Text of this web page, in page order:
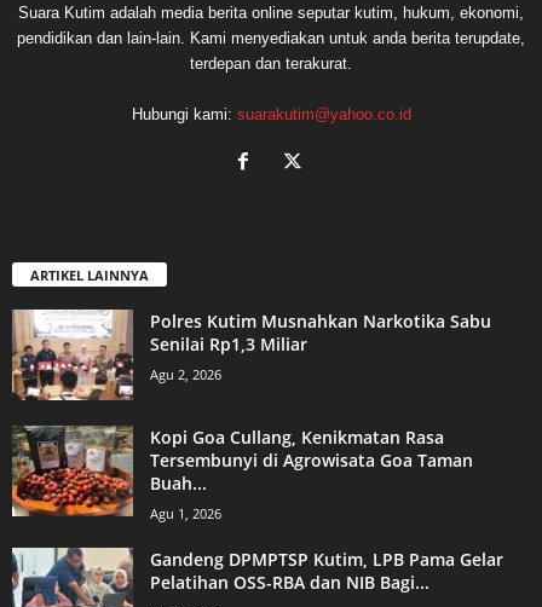
Suara Kutim adalah media berita online seputar kutim, hukum, ekonomi,
pendidikan dan lain-lain. Kami menyediakan untuk anda berita terupdate,
terdepan dan terakurat.
Hubungi kami: suarakutim@yahoo.co.id
ARTIKEL LAINNYA
Polres Kutim Musnahkan Narkotika Sabu
Senilai Rp1,3 Miliar
Agu 2, 2026
Kopi Goa Cullang, Kenikmatan Rasa
Tersembunyi di Agrowisata Goa Taman
Buah...
Agu 1, 2026
Gandeng DPMPTSP Kutim, LPB Pama Gelar
Pelatihan OSS-RBA dan NIB Bagi...